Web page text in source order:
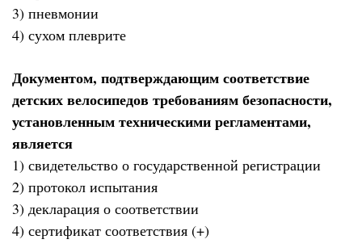
3) пневмонии
4) сухом плеврите
Документом, подтверждающим соответствие
детских велосипедов требованиям безопасности,
установленным техническими регламентами,
является
1) свидетельство о государственной регистрации
2) протокол испытания
3) декларация о соответствии
4) сертификат соответствия (+)